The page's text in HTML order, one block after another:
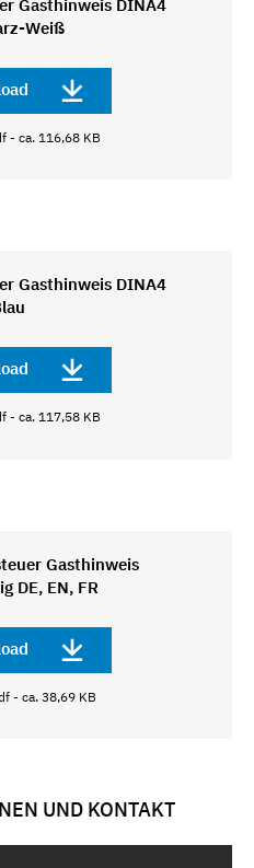
Gasthinweis DINA4
Weiß
- ca. 116,68 KB
Gasthinweis DINA4
- ca. 117,58 KB
Gasthinweis
DE, EN, FR
- ca. 38,69 KB
UND KONTAKT